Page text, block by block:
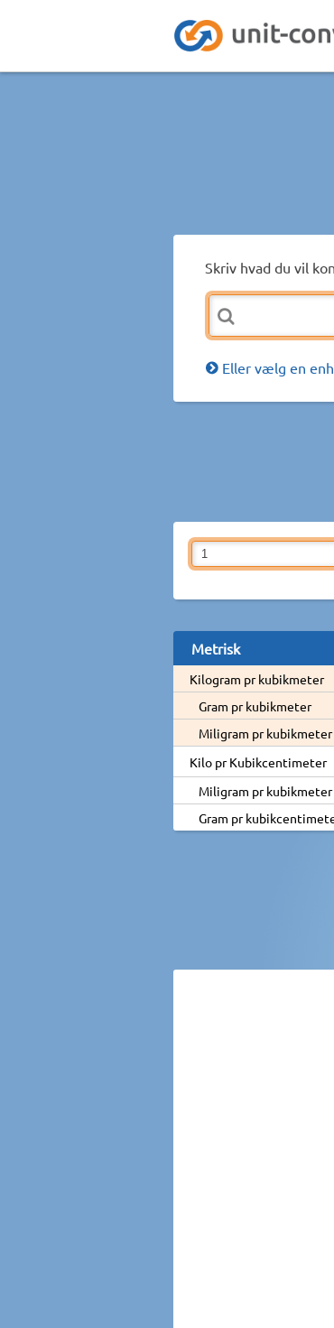
Skriv hvad du vil
Eller vælg en
Metrisk
Kilogram pr kubikmeter
Gram pr kubikmeter
Miligram pr kubikmeter
Kilo pr Kubikcentimeter
Miligram pr kubikmeter
Gram pr